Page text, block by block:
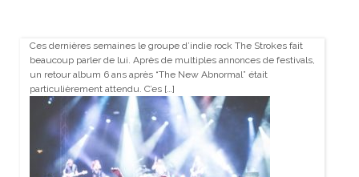
Ces dernières semaines le groupe d’indie rock The Strokes fait
beaucoup parler de lui. Après de multiples annonces de festivals,
un retour album 6 ans après “The New Abnormal” était
particulièrement attendu. C’es […]